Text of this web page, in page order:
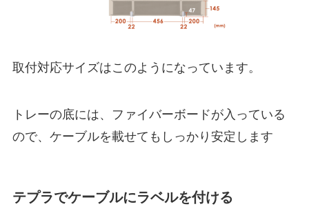
取付対応サイズはこのようになっています。
トレーの底には、ファイバーボードが入っている
ので、ケーブルを載せてもしっかり安定します
テプラでケーブルにラベルを付ける